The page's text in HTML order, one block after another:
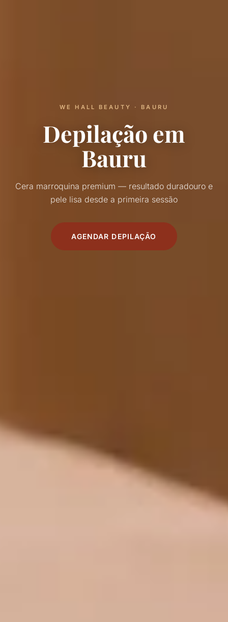
WE HALL BEAUTY · BAURU
Depilação em
Bauru
Cera marroquina premium — resultado duradouro e
pele lisa desde a primeira sessão
AGENDAR DEPILAÇÃO